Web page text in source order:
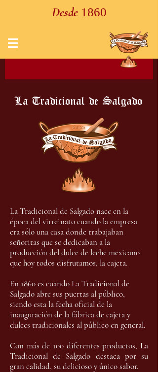
Desde 1860
La Tradicional de Salgado
La Tradicional de Salgado nace en la
época del virreinato cuando la empresa
era sólo una casa donde trabajaban
señoritas que se dedicaban a la
producción del dulce de leche mexicano
que hoy todos disfrutamos, la cajeta.
En 1860 es cuando La Tradicional de
Salgado abre sus puertas al público,
siendo esta la fecha oficial de la
inauguración de la fábrica de cajeta y
dulces tradicionales al público en general.​
Con más de 100 diferentes productos, La
Tradicional de Salgado destaca por su
gran calidad, su delicioso y único sabor.